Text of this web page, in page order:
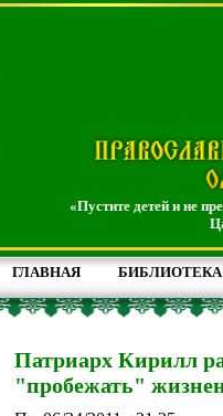
«Пустите детей и не
ГЛАВНАЯ БИБЛИОТЕКА
Патриарх Кирилл
"пробежать"